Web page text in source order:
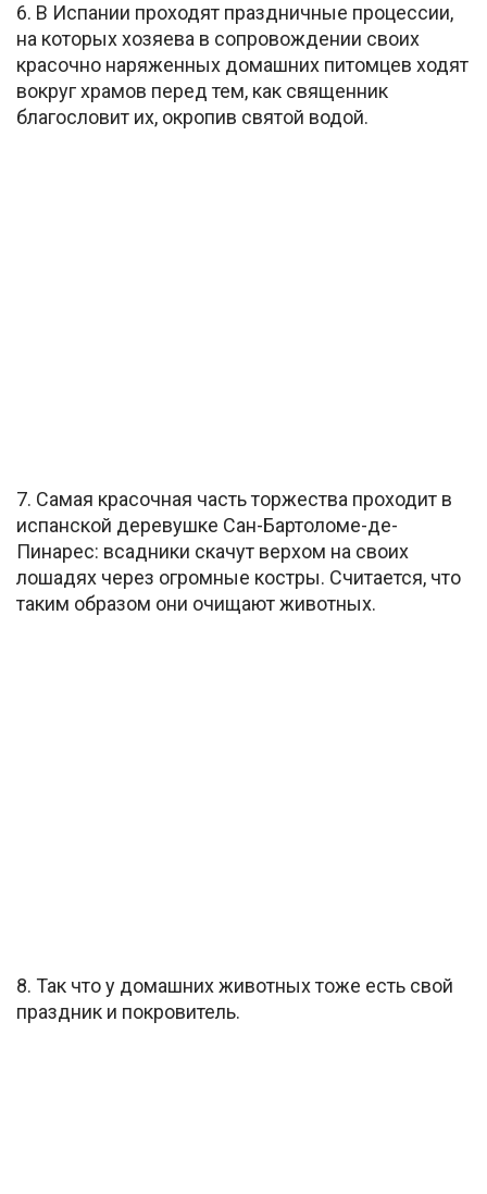
6. В Испании проходят праздничные процессии,
на которых хозяева в сопровождении своих
красочно наряженных домашних питомцев ходят
вокруг храмов перед тем, как священник
благословит их, окропив святой водой.
7. Самая красочная часть торжества проходит в
испанской деревушке Сан-Бартоломе-де-
Пинарес: всадники скачут верхом на своих
лошадях через огромные костры. Считается, что
таким образом они очищают животных.
8. Так что у домашних животных тоже есть свой
праздник и покровитель.